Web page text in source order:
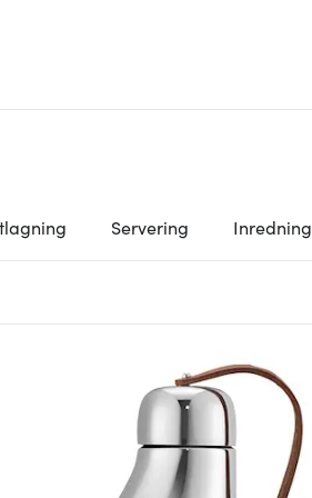
Servering Inredning